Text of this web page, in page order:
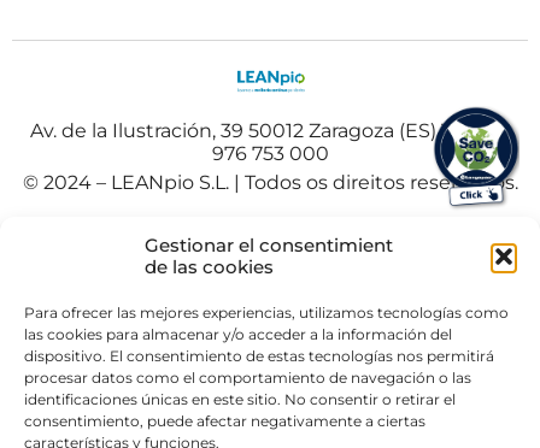
Gestionar el consentimient
de las cookies
Para ofrecer las mejores experiencias, utilizamos tecnologías como
las cookies para almacenar y/o acceder a la información del
dispositivo. El consentimiento de estas tecnologías nos permitirá
procesar datos como el comportamiento de navegación o las
identificaciones únicas en este sitio. No consentir o retirar el
consentimiento, puede afectar negativamente a ciertas
características y funciones.
Av. de la Ilustración, 39 50012 Zaragoza (ES) Tel. +34
976 753 000
© 2024 – LEANpio S.L. | Todos os direitos reservados.
Espanhol Polski
Portuguese